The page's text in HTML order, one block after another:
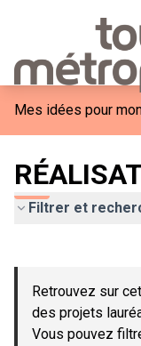
Mes idées pour
Filtrer et
−
Retrouvez sur
des projets
Vous pouvez